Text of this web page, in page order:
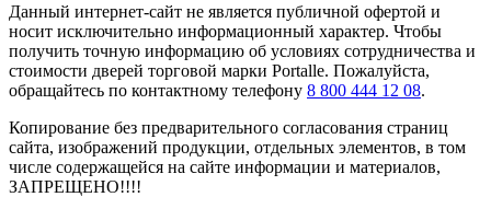
Данный интернет-сайт не является публичной офертой и
носит исключительно информационный характер. Чтобы
получить точную информацию об условиях сотрудничества и
стоимости дверей торговой марки Portalle. Пожалуйста,
обращайтесь по контактному телефону 8 800 444 12 08.
Копирование без предварительного согласования страниц
сайта, изображений продукции, отдельных элементов, в том
числе содержащейся на сайте информации и материалов,
ЗАПРЕЩЕНО!!!!